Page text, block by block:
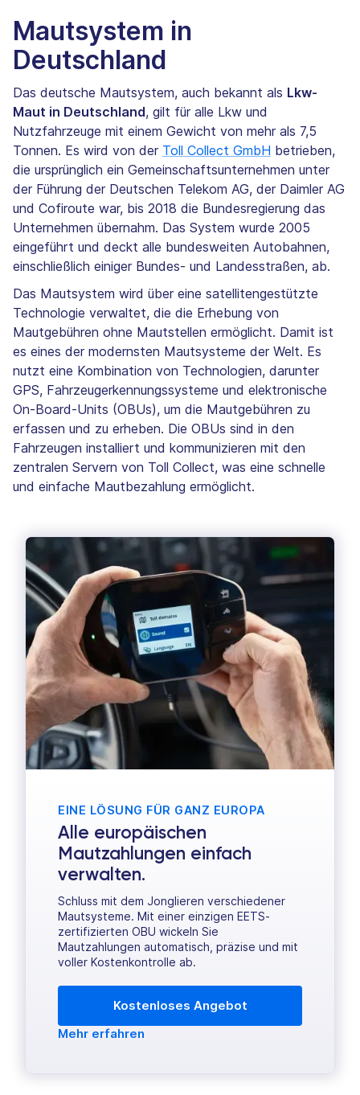
Mautsystem in
Deutschland
Das deutsche Mautsystem, auch bekannt als Lkw-
Maut in Deutschland, gilt für alle Lkw und
Nutzfahrzeuge mit einem Gewicht von mehr als 7,5
Tonnen. Es wird von der Toll Collect GmbH betrieben,
die ursprünglich ein Gemeinschaftsunternehmen unter
der Führung der Deutschen Telekom AG, der Daimler AG
und Cofiroute war, bis 2018 die Bundesregierung das
Unternehmen übernahm. Das System wurde 2005
eingeführt und deckt alle bundesweiten Autobahnen,
einschließlich einiger Bundes- und Landesstraßen, ab.
Das Mautsystem wird über eine satellitengestützte
Technologie verwaltet, die die Erhebung von
Mautgebühren ohne Mautstellen ermöglicht. Damit ist
es eines der modernsten Mautsysteme der Welt. Es
nutzt eine Kombination von Technologien, darunter
GPS, Fahrzeugerkennungssysteme und elektronische
On-Board-Units (OBUs), um die Mautgebühren zu
erfassen und zu erheben. Die OBUs sind in den
Fahrzeugen installiert und kommunizieren mit den
zentralen Servern von Toll Collect, was eine schnelle
und einfache Mautbezahlung ermöglicht.
EINE LÖSUNG FÜR GANZ EUROPA
Alle europäischen
Mautzahlungen einfach
verwalten.
Schluss mit dem Jonglieren verschiedener
Mautsysteme. Mit einer einzigen EETS-
zertifizierten OBU wickeln Sie
Mautzahlungen automatisch, präzise und mit
voller Kostenkontrolle ab.
Kostenloses Angebot
Mehr erfahren